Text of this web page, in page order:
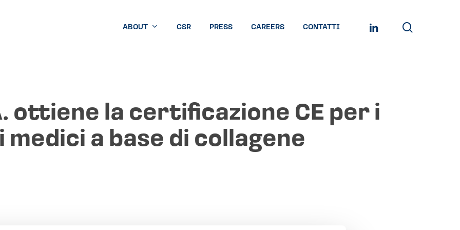
ABOUT CSR PRESS CAREERS CONTATTI LINKEDIN
ottiene la certificazione CE per i
medici a base di collagene